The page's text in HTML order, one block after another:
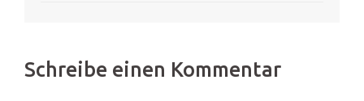
Schreibe einen Kommentar